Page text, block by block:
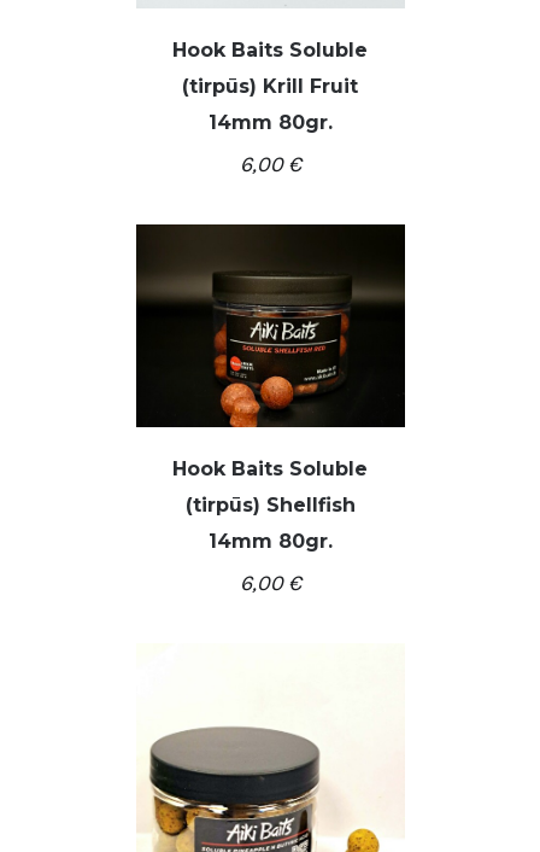
Hook Baits Soluble
(tirpūs) Krill Fruit
14mm 80gr.
6,00€
Hook Baits Soluble
(tirpūs) Shellfish
14mm 80gr.
6,00€